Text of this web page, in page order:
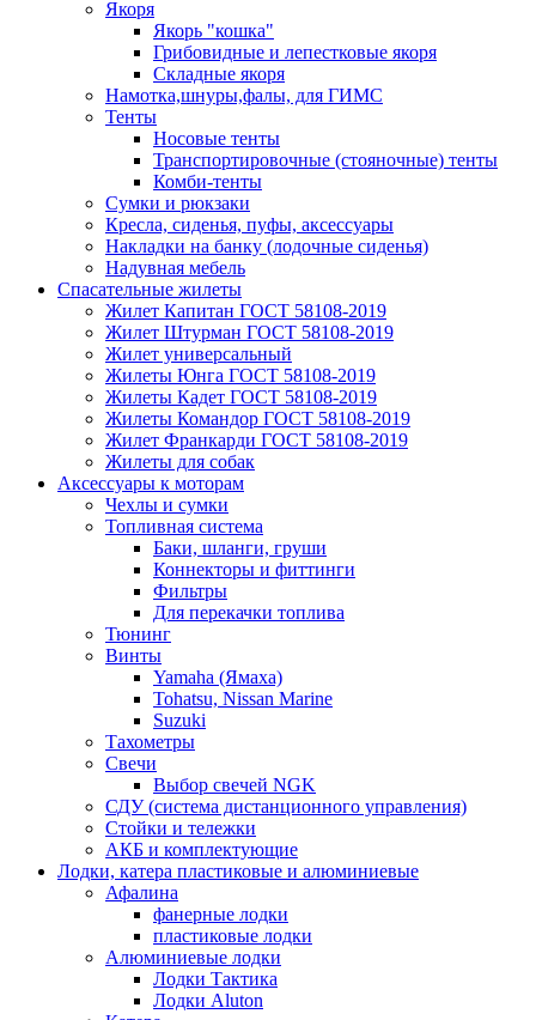
Якоря
Якорь "кошка"
Грибовидные и лепестковые якоря
Складные якоря
Намотка,шнуры,фалы, для ГИМС
Тенты
Носовые тенты
Транспортировочные (стояночные) тенты
Комби-тенты
Сумки и рюкзаки
Кресла, сиденья, пуфы, аксессуары
Накладки на банку (лодочные сиденья)
Надувная мебель
Спасательные жилеты
Жилет Капитан ГОСТ 58108-2019
Жилет Штурман ГОСТ 58108-2019
Жилет универсальный
Жилеты Юнга ГОСТ 58108-2019
Жилеты Кадет ГОСТ 58108-2019
Жилеты Командор ГОСТ 58108-2019
Жилет Франкарди ГОСТ 58108-2019
Жилеты для собак
Аксессуары к моторам
Чехлы и сумки
Топливная система
Баки, шланги, груши
Коннекторы и фиттинги
Фильтры
Для перекачки топлива
Тюнинг
Винты
Yamaha (Ямаха)
Tohatsu, Nissan Marine
Suzuki
Тахометры
Свечи
Выбор свечей NGK
СДУ (система дистанционного управления)
Стойки и тележки
АКБ и комплектующие
Лодки, катера пластиковые и алюминиевые
Афалина
фанерные лодки
пластиковые лодки
Алюминиевые лодки
Лодки Тактика
Лодки Aluton